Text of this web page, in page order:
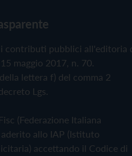
contributi pubblici all'editoria
maggio 2017, n. 70.
lettera f) del comma 2
Lgs.
(Federazione Italiana
allo IAP (Istituto
accettando il Codice di